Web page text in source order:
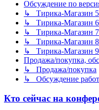
Обсуждение по
↳ Тирика-Магазин
↳ Тирика-Магазин
↳ Тирика-Магазин
↳ Тирика-Магазин
↳ Тирика-Магазин
Продажа/покупка,
↳ Продажа/покупка
↳ Обсуждение
Кто сейчас на